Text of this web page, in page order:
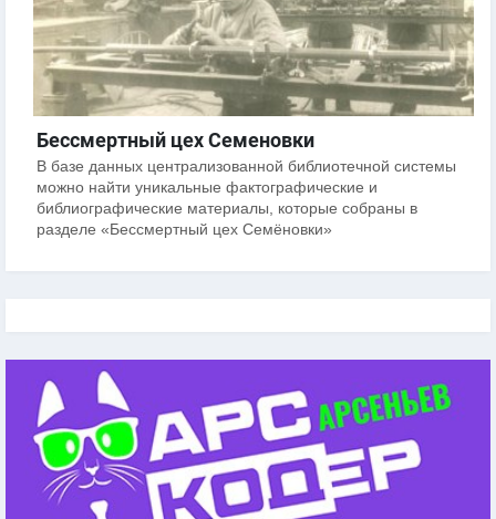
Бессмертный цех Семеновки
В базе данных централизованной библиотечной системы
можно найти уникальные фактографические и
библиографические материалы, которые собраны в
разделе «Бессмертный цех Семёновки»